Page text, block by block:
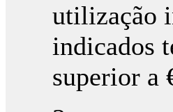
utilização
indicados
superior a